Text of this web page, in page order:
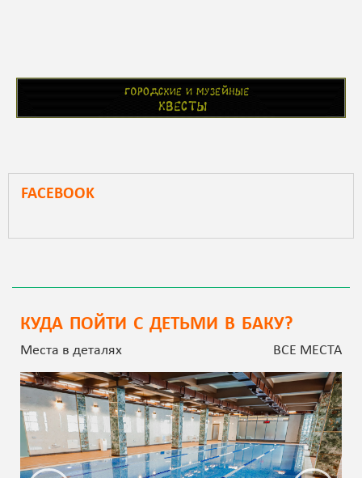
FACEBOOK
КУДА ПОЙТИ С ДЕТЬМИ В БАКУ?
Места в деталях ВСЕ МЕСТА